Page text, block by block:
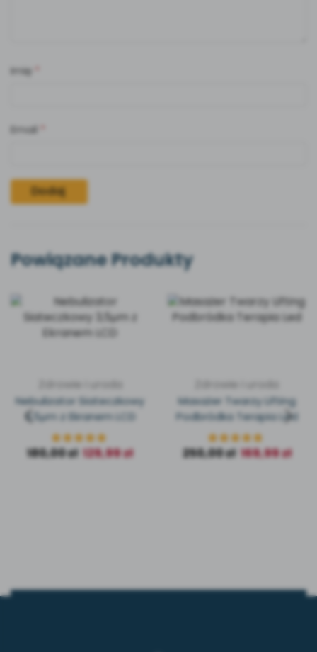
Imię
Email
Powiązane Produkty
Zdrowie i uroda
Nebulizator Siateczkowy
3,5μm z Ekranem LCD
180,00zł 129,99zł
Zdrowie i uroda
Masażer Twarzy Lifting
Podbródka Terapia Led
250,00zł 169,99zł